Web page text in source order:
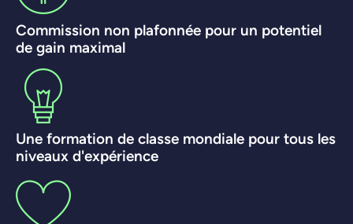
Commission non plafonnée pour un potentiel
de gain maximal
Une formation de classe mondiale pour tous les
niveaux d'expérience